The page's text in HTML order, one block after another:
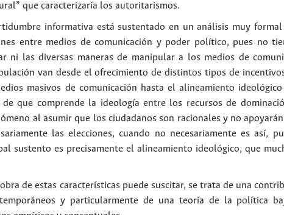
que caracterizaría los autoritarismos.
informativa está sustentado en un análisis muy formal
entre medios de comunicación y poder político, pues no
ni las diversas maneras de manipular a los medios de
van desde el ofrecimiento de distintos tipos de
masivos de comunicación hasta el alineamiento
que comprende la ideología entre los recursos de
al asumir que los ciudadanos son racionales y no
las elecciones, cuando no necesariamente es así,
sustento es precisamente el alineamiento ideológico, que
de estas características puede suscitar, se trata de una
y particularmente de una teoría de la política